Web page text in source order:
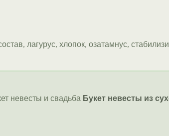
лагурус, хлопок, озатамнус,
невесты и свадьба Букет невесты из